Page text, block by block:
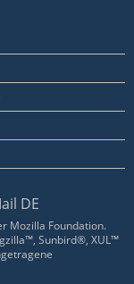
DE
Mozilla Foundation.
Sunbird®, XUL™